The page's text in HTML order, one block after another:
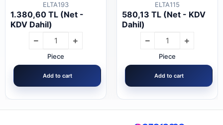
ELTA115
580,13 TL (Net - KDV
Dahil)
Piece
Add to cart
H13714
480,68 TL (Net - KDV
Dahil)
Piece
Add to cart